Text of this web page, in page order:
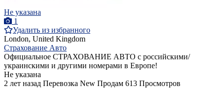
Не указана
1
Удалить из избранного
London, United Kingdom
Страхование Авто
Официальное СТРАХОВАНИЕ АВТО с российскими/
украинскими и другими номерами в Европе!
Не указана
2 лет назад Перевозка New Продам 613 Просмотров